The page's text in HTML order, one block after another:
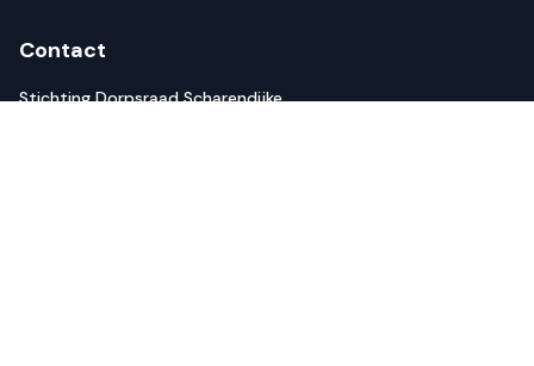
Contact
Stichting Dorpsraad Scharendijke